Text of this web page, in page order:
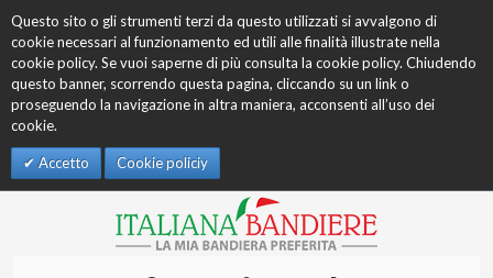
Questo sito o gli strumenti terzi da questo utilizzati si avvalgono di
cookie necessari al funzionamento ed utili alle finalità illustrate nella
cookie policy. Se vuoi saperne di più consulta la cookie policy. Chiudendo
questo banner, scorrendo questa pagina, cliccando su un link o
proseguendo la navigazione in altra maniera, acconsenti all’uso dei
cookie.
Accetto Cookie policiy